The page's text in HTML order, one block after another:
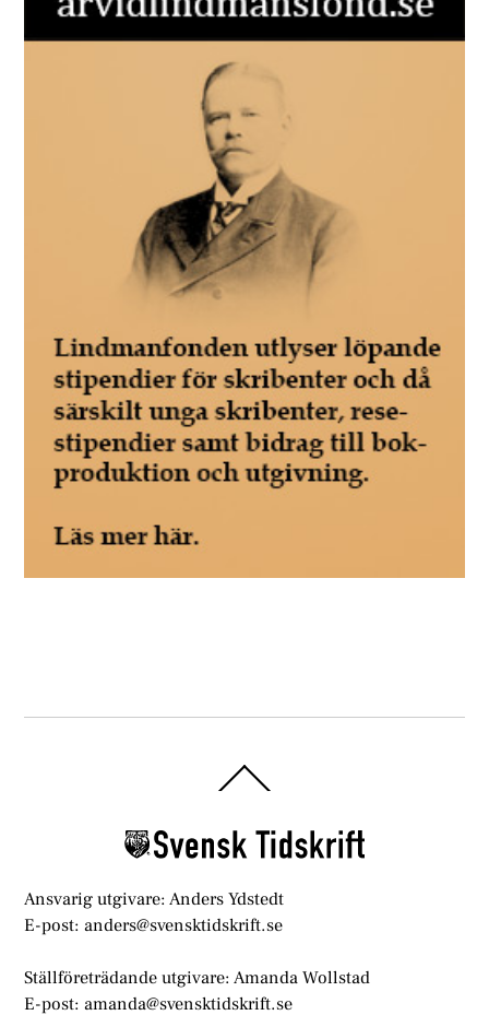
To
Ansvarig utgivare: Anders Ydstedt
E-post: anders@svensktidskrift.se
Ställföreträdande utgivare: Amanda Wollstad
E-post: amanda@svensktidskrift.se